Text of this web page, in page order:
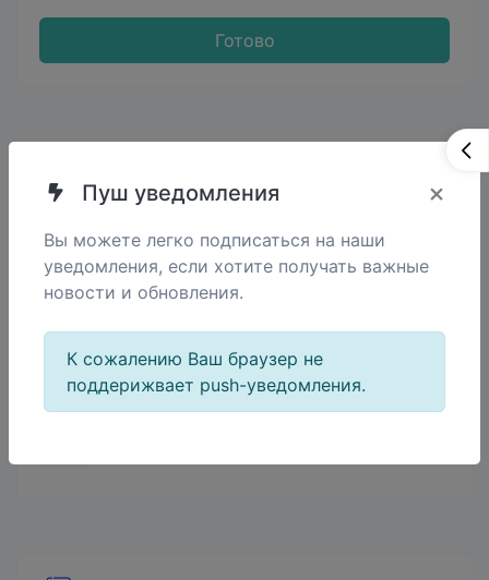
Готово
любого текстового контента.
Поделиться
Пуш уведомления ×
Вы можете легко подписаться на наши
уведомления, если хотите получать важные
новости и обновления.
К сожалению Ваш браузер не
поддерижвает push-уведомления.